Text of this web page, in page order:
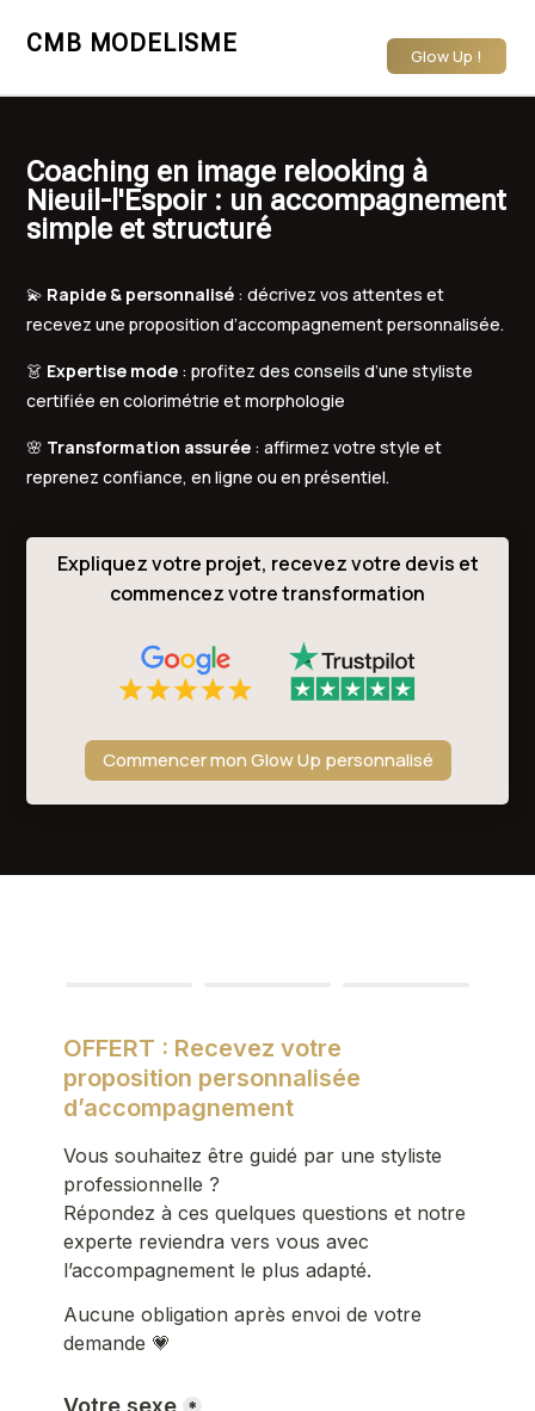
CMB MODELISME Glow Up !
Coaching en image relooking à
Nieuil-l'Espoir : un accompagnement
simple et structuré
💫 Rapide & personnalisé : décrivez vos attentes et
recevez une proposition d’accompagnement personnalisée.
👗 Expertise mode : profitez des conseils d’une styliste
certifiée en colorimétrie et morphologie
🌸 Transformation assurée : affirmez votre style et
reprenez confiance, en ligne ou en présentiel.
Expliquez votre projet, recevez votre devis et
commencez votre transformation
Commencer mon Glow Up personnalisé